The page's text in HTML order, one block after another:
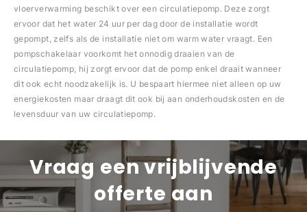
vloerverwarming beschikt over een circulatiepomp. Deze zorgt
ervoor dat het water 24 uur per dag door de installatie wordt
gepompt, zelfs als de installatie niet om warm water vraagt. Een
pompschakelaar voorkomt het onnodig draaien van de
circulatiepomp, hij zorgt ervoor dat de pomp enkel draait wanneer
dit ook echt noodzakelijk is. U bespaart hiermee niet alleen op uw
energiekosten maar draagt dit ook bij aan onderhoudskosten en de
levensduur van uw circulatiepomp.
Vraag een vrijblijvende
offerte aan